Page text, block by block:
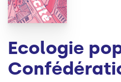
Ecologie